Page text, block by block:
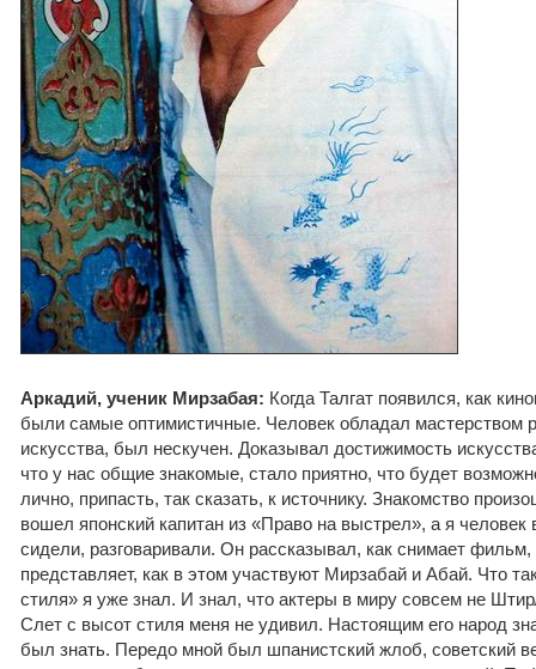
Аркадий, ученик Мирзабая: Когда Талгат появился, как
были самые оптимистичные. Человек обладал мастерством
искусства, был нескучен. Доказывал достижимость
что у нас общие знакомые, стало приятно, что будет
лично, припасть, так сказать, к источнику. Знакомство
вошел японский капитан из «Право на выстрел», а я
сидели, разговаривали. Он рассказывал, как снимает фильм,
представляет, как в этом участвуют Мирзабай и Абай. Что
стиля» я уже знал. И знал, что актеры в миру совсем не
Слет с высот стиля меня не удивил. Настоящим его народ
был знать. Передо мной был шпанистский жлоб, советский